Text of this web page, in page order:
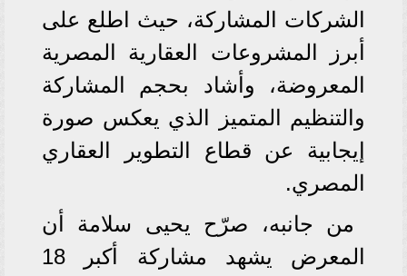
الشركات المشاركة، حيث اطلع على
أبرز المشروعات العقارية المصرية
المعروضة، وأشاد بحجم المشاركة
والتنظيم المتميز الذي يعكس صورة
إيجابية عن قطاع التطوير العقاري
المصري.
من جانبه، صرّح يحيى سلامة أن
المعرض يشهد مشاركة أكبر 18